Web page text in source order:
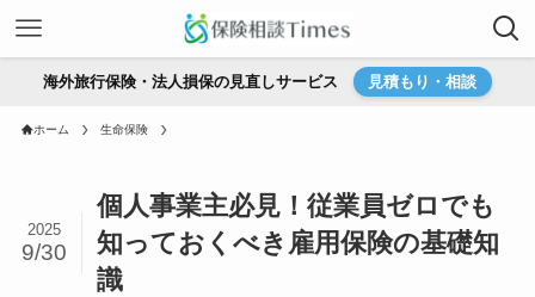
海外旅行保険・法人損保の見直しサービス 見積もり・相談
ホーム 生命保険
個人事業主必見！従業員ゼロでも
知っておくべき雇用保険の基礎知
識
2025
9/30